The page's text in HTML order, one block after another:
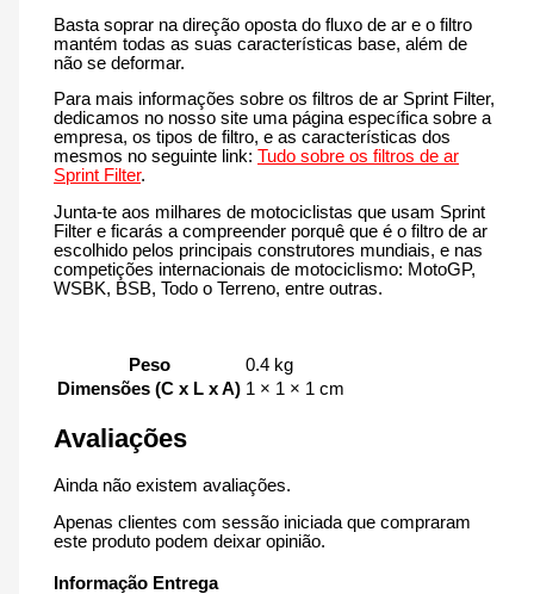
Basta soprar na direção oposta do fluxo de ar e o filtro
mantém todas as suas características base, além de
não se deformar.
Para mais informações sobre os filtros de ar Sprint Filter,
dedicamos no nosso site uma página específica sobre a
empresa, os tipos de filtro, e as características dos
mesmos no seguinte link:Tudo sobre os filtros de ar
Sprint Filter.
Junta-te aos milhares de motociclistas que usam Sprint
Filter e ficarás a compreender porquê que é o filtro de ar
escolhido pelos principais construtores mundiais, e nas
competições internacionais de motociclismo: MotoGP,
WSBK, BSB, Todo o Terreno, entre outras.
Peso
0.4 kg
Dimensões (C x L x A) 1 × 1 × 1 cm
Avaliações
Ainda não existem avaliações.
Apenas clientes com sessão iniciada que compraram
este produto podem deixar opinião.
Informação Entrega